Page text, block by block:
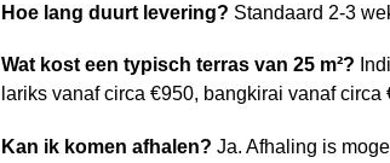
Hoe lang duurt levering? Standaard 2-3
Wat kost een typisch terras van 25 m²?
lariks vanaf circa €950, bangkirai vanaf
Kan ik komen afhalen? Ja. Afhaling is